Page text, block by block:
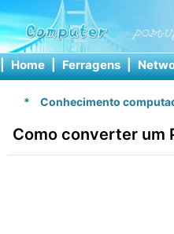
| Home | Ferragens |
* Conhecimento
Como converter um